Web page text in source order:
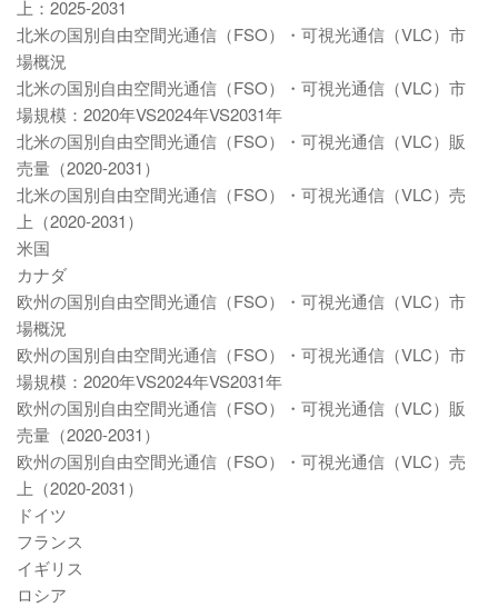
上：2025-2031
北米の国別自由空間光通信（FSO）・可視光通信（VLC）市
場概況
北米の国別自由空間光通信（FSO）・可視光通信（VLC）市
場規模：2020年VS2024年VS2031年
北米の国別自由空間光通信（FSO）・可視光通信（VLC）販
売量（2020-2031）
北米の国別自由空間光通信（FSO）・可視光通信（VLC）売
上（2020-2031）
米国
カナダ
欧州の国別自由空間光通信（FSO）・可視光通信（VLC）市
場概況
欧州の国別自由空間光通信（FSO）・可視光通信（VLC）市
場規模：2020年VS2024年VS2031年
欧州の国別自由空間光通信（FSO）・可視光通信（VLC）販
売量（2020-2031）
欧州の国別自由空間光通信（FSO）・可視光通信（VLC）売
上（2020-2031）
ドイツ
フランス
イギリス
ロシア